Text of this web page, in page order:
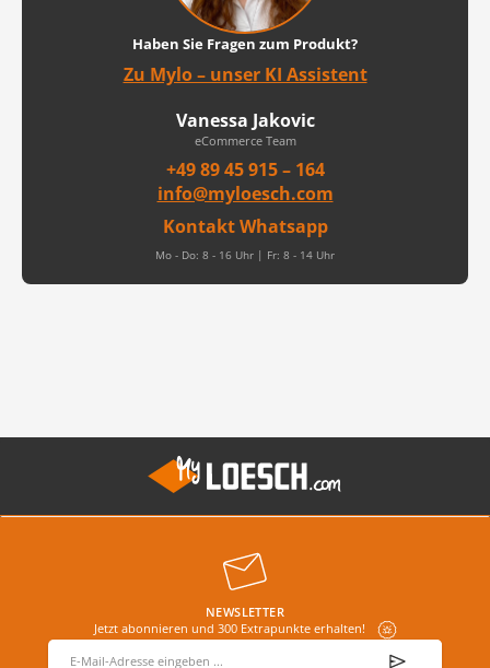
Haben Sie Fragen zum Produkt?
Zu Mylo – unser KI Assistent
Vanessa Jakovic
eCommerce Team
+49 89 45 915 – 164
info@myloesch.com
Kontakt Whatsapp
Mo - Do: 8 - 16 Uhr | Fr: 8 - 14 Uhr
NEWSLETTER
Jetzt abonnieren und 300 Extrapunkte erhalten!
E-Mail-Adresse